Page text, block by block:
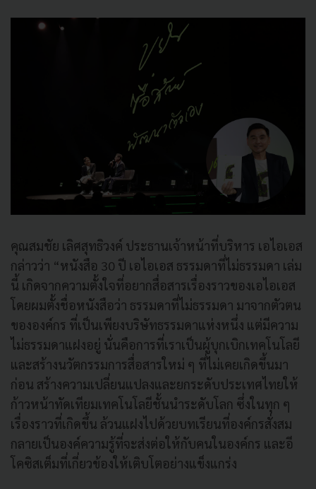
คุณสมชัย เลิศสุทธิวงค์ ประธานเจ้าหน้าที่บริหาร เอไอเอส
กล่าวว่า “หนังสือ 30 ปี เอไอเอส ธรรมดาที่ไม่ธรรมดา เล่ม
นี้ เกิดจากความตั้งใจที่อยากสื่อสารเรื่องราวของเอไอเอส
โดยผมตั้งชื่อหนังสือว่า ธรรมดาที่ไม่ธรรมดา มาจากตัวตน
ขององค์กร ที่เป็นเพียงบริษัทธรรมดาแห่งหนึ่ง แต่มีความ
ไม่ธรรมดาแฝงอยู่ นั่นคือการที่เราเป็นผู้บุกเบิกเทคโนโลยี
และสร้างนวัตกรรมการสื่อสารใหม่ ๆ ที่ไม่เคยเกิดขึ้นมา
ก่อน สร้างความเปลี่ยนแปลงและยกระดับประเทศไทยให้
ก้าวหน้าทัดเทียมเทคโนโลยีชั้นนำระดับโลก ซึ่งในทุก ๆ
เรื่องราวที่เกิดขึ้น ล้วนแฝงไปด้วยบทเรียนที่องค์กรสั่งสม
กลายเป็นองค์ความรู้ที่จะส่งต่อให้กับคนในองค์กร และอี
โคซิสเต็มที่เกี่ยวข้องให้เติบโตอย่างแข็งแกร่ง